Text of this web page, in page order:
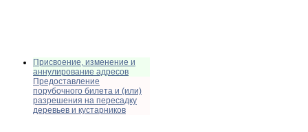
Присвоение, изменение и
аннулирование адресов
Предоставление
порубочного билета и (или)
разрешения на пересадку
деревьев и кустарников